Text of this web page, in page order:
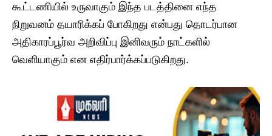
கூட்டணியில் உருவாகும் இந்த படத்தினை எந்த
நிறுவனம் தயாரிக்கப் போகிறது என்பது தொடர்பான
அதிகாரப்பூர்வ அறிவிப்பு இனிவரும் நாட்களில்
வெளியாகும் என எதிர்பார்க்கப்படுகிறது.